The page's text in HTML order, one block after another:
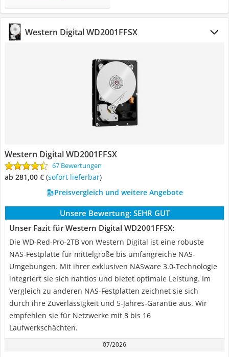
Western Digital WD2001FFSX
Western Digital WD2001FFSX
67 Bewertungen
ab 281,00 € ( Sofort lieferbar)
Preisvergleich und weitere Angebote
Unsere Bewertung: SEHR GUT
Unser Fazit für Western Digital WD2001FFSX:
Die WD-Red-Pro-2TB von Western Digital ist eine robuste
NAS-Festplatte für mittelgroße bis umfangreiche NAS-
Umgebungen. Mit ihrer exklusiven NASware 3.0-Technologie
integriert sie sich nahtlos und bietet optimale Leistung. Im
Vergleich zu anderen NAS-Festplatten zeichnet sie sich
durch ihre Zuverlässigkeit und 5-Jahres-Garantie aus. Wir
empfehlen sie für Netzwerke mit 8 bis 16
Laufwerkschächten.
07/2026